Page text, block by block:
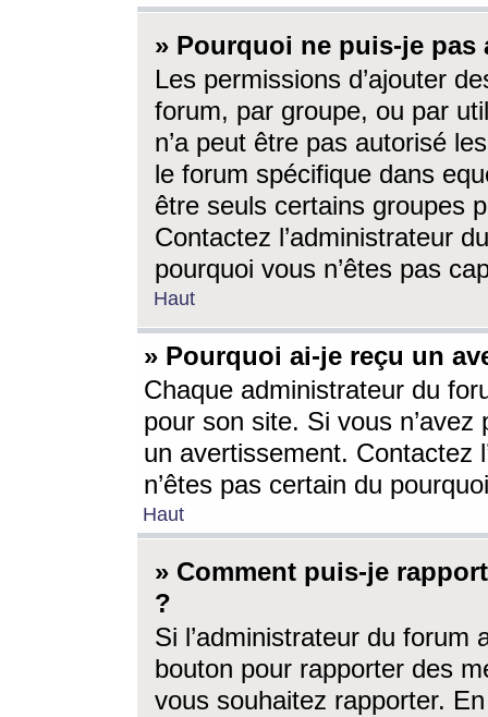
» Pourquoi ne puis-je
Les permissions d’ajouter
forum, par groupe, ou par
n’a peut être pas autorisé
le forum spécifique dans
être seuls certains groupes
Contactez l’administrateur
pourquoi vous n’êtes pas
Haut
» Pourquoi ai-je reçu un
Chaque administrateur du
pour son site. Si vous
un avertissement. Contactez
n’êtes pas certain du
Haut
» Comment puis-je
?
Si l’administrateur du forum
bouton pour rapporter des
vous souhaitez rapporter.